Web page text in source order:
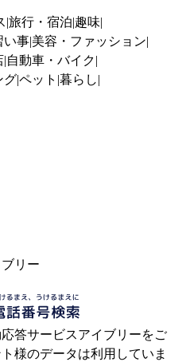
旅行・宿泊 趣味
い事 美容・ファッション
自動車・バイク
グペット 暮らし
リー
答サービスアイブリーをご
様のデータは利用していま